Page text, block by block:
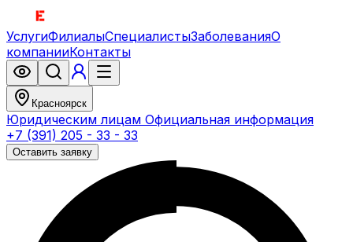
УслугиФилиалыСпециалистыЗаболеванияО
компанииКонтакты
Красноярск
Юридическим лицам Официальная информация
+7 (391) 205 - 33 - 33
Оставить заявку